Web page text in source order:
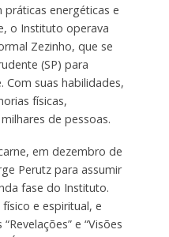
energéticas e
o Instituto operava
Zezinho, que se
(SP) para
Com suas habilidades,
físicas,
de pessoas.
em dezembro de
Perutz para assumir
fase do Instituto.
e espiritual, e
e “Visões